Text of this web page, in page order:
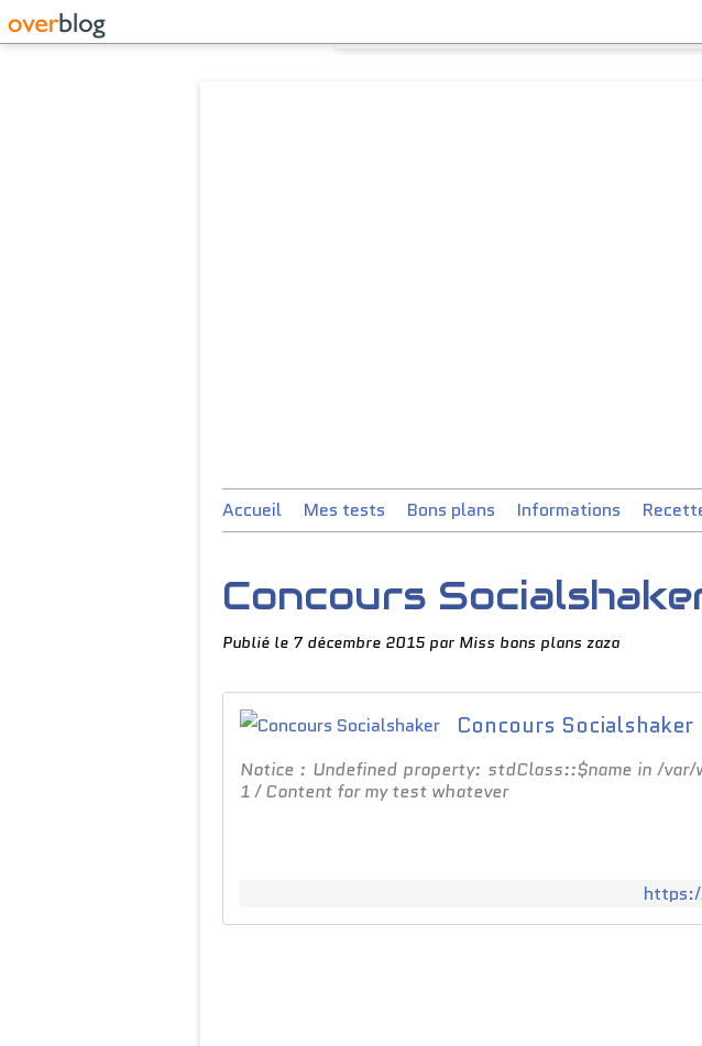
Accueil Mes tests Bons plans Informations
Concours
Publié le 7 décembre 2015 par Miss bons plans zaza
Concours Socialshaker
Notice : Undefined property: stdClass::$name in /
1 / Content for my test whatever